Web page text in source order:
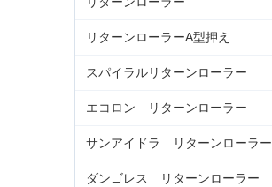
リターンローラーA型押え
スパイラルリターンローラー
エコロン リターンローラー
サンアイドラ リターンローラー
ダンゴレス リターンローラー